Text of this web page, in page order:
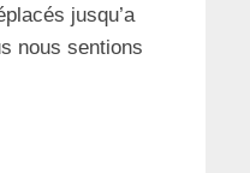
jusqu’a
nous sentions